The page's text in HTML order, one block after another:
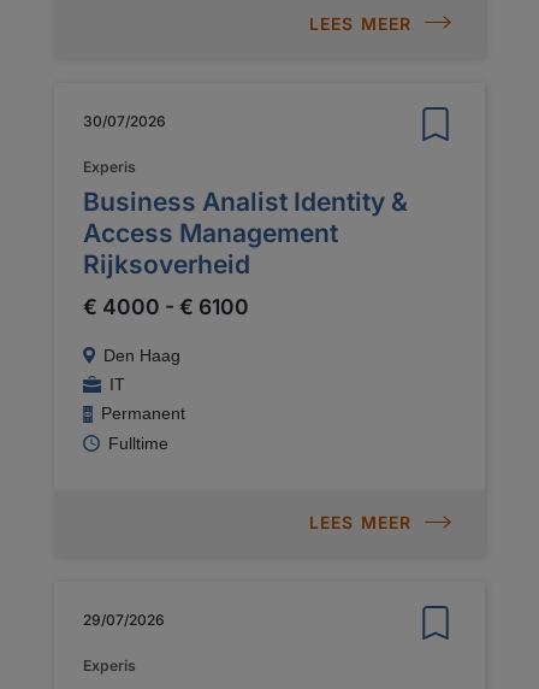
LEES MEER
30/07/2026
Experis
Business Analist Identity &
Access Management
Rijksoverheid
€ 4000 - € 6100
Den Haag
IT
Permanent
Fulltime
LEES MEER
29/07/2026
Experis